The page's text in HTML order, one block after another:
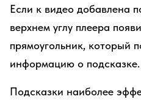
Если к видео добавлена
верхнем углу плеера
прямоугольник, который
информацию о подсказке.
Подсказки наиболее